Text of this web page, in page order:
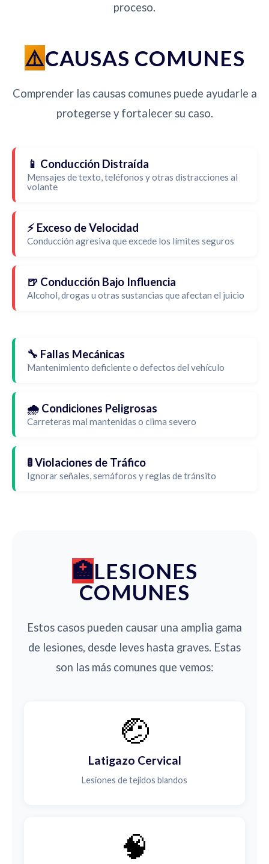
proceso.
CAUSAS COMUNES
Comprender las causas comunes puede ayudarle a
protegerse y fortalecer su caso.
📱 Conducción Distraída
Mensajes de texto, teléfonos y otras distracciones al
volante
⚡ Exceso de Velocidad
Conducción agresiva que excede los límites seguros
🍺 Conducción Bajo Influencia
Alcohol, drogas u otras sustancias que afectan el juicio
🔧 Fallas Mecánicas
Mantenimiento deficiente o defectos del vehículo
🌧️ Condiciones Peligrosas
Carreteras mal mantenidas o clima severo
🚦 Violaciones de Tráfico
Ignorar señales, semáforos y reglas de tránsito
LESIONES
COMUNES
Estos casos pueden causar una amplia gama
de lesiones, desde leves hasta graves. Estas
son las más comunes que vemos:
🤕
Latigazo Cervical
Lesiones de tejidos blandos
🧠